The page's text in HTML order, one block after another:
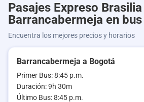
Pasajes Expreso
Barrancabermeja en bus
Encuentra los mejores precios y horarios
Barrancabermeja a Bogotá
Primer Bus: 8:45 p.m.
Duración: 9h 30m
Último Bus: 8:45 p.m.